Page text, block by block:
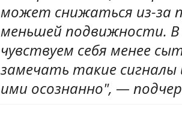
может снижаться из-за
меньшей подвижности.
чувствуем себя менее
замечать такие сигналы
ими осознанно", —